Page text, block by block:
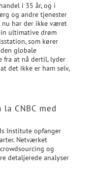
i 35 år, og i
og andre tjenester
nu har der ikke været
ultimative drøm
som kører
globale
fra at nå dertil, lyder
det ikke er ham selv,
CNBC med
Institute opfanger
Netværket
og
detaljerede analyser